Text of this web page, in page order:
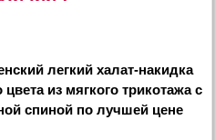
легкий халат-накидка
из мягкого трикотажа с
спинойпо лучшей цене